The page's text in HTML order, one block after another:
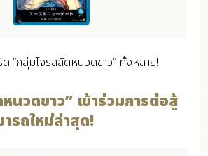
“กลุ่มโจรสลัดหนวดขาว” ทั้งหลาย!
นวดขาว” เข้าร่วมการต่อสู้
รถใหม่ล่าสุด!